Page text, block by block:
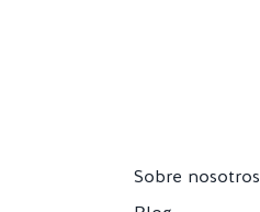
Sobre nosotros